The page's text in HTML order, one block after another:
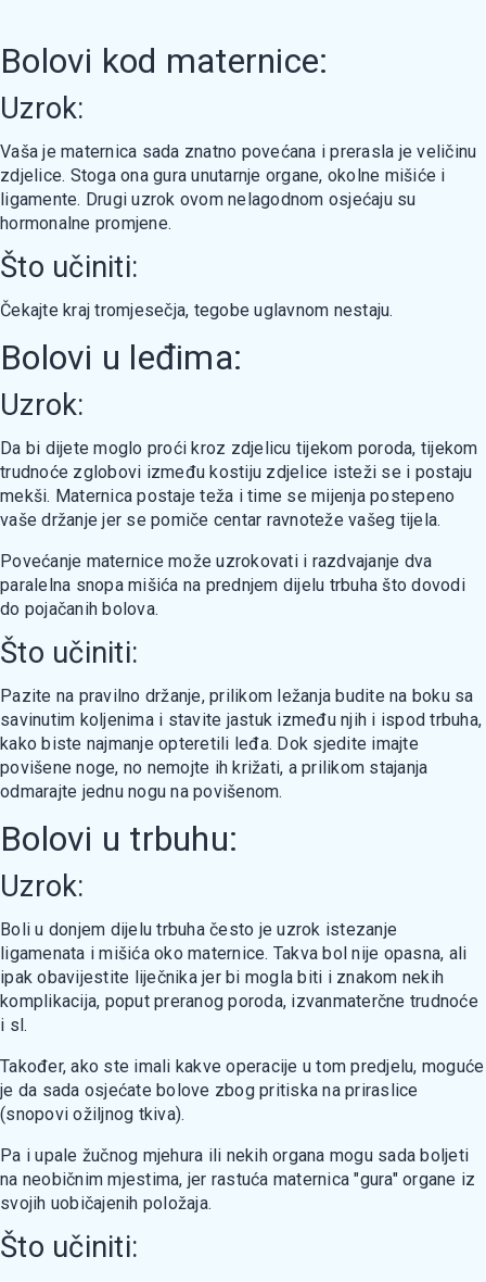
Bolovi kod maternice:
Uzrok:
Vaša je maternica sada znatno povećana i prerasla je veličinu
zdjelice. Stoga ona gura unutarnje organe, okolne mišiće i
ligamente. Drugi uzrok ovom nelagodnom osjećaju su
hormonalne promjene.
Što učiniti:
Čekajte kraj tromjesečja, tegobe uglavnom nestaju.
Bolovi u leđima:
Uzrok:
Da bi dijete moglo proći kroz zdjelicu tijekom poroda, tijekom
trudnoće zglobovi između kostiju zdjelice isteži se i postaju
mekši. Maternica postaje teža i time se mijenja postepeno
vaše držanje jer se pomiče centar ravnoteže vašeg tijela.
Povećanje maternice može uzrokovati i razdvajanje dva
paralelna snopa mišića na prednjem dijelu trbuha što dovodi
do pojačanih bolova.
Što učiniti:
Pazite na pravilno držanje, prilikom ležanja budite na boku sa
savinutim koljenima i stavite jastuk između njih i ispod trbuha,
kako biste najmanje opteretili leđa. Dok sjedite imajte
povišene noge, no nemojte ih križati, a prilikom stajanja
odmarajte jednu nogu na povišenom.
Bolovi u trbuhu:
Uzrok:
Boli u donjem dijelu trbuha često je uzrok istezanje
ligamenata i mišića oko maternice. Takva bol nije opasna, ali
ipak obavijestite liječnika jer bi mogla biti i znakom nekih
komplikacija, poput preranog poroda, izvanmaterčne trudnoće
i sl.
Također, ako ste imali kakve operacije u tom predjelu, moguće
je da sada osjećate bolove zbog pritiska na priraslice
(snopovi ožiljnog tkiva).
Pa i upale žučnog mjehura ili nekih organa mogu sada boljeti
na neobičnim mjestima, jer rastuća maternica "gura" organe iz
svojih uobičajenih položaja.
Što učiniti: